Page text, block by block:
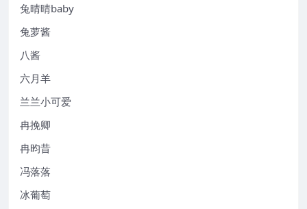
兔晴晴baby
兔萝酱
八酱
六月羊
兰兰小可爱
冉挽卿
冉昀昔
冯落落
冰葡萄